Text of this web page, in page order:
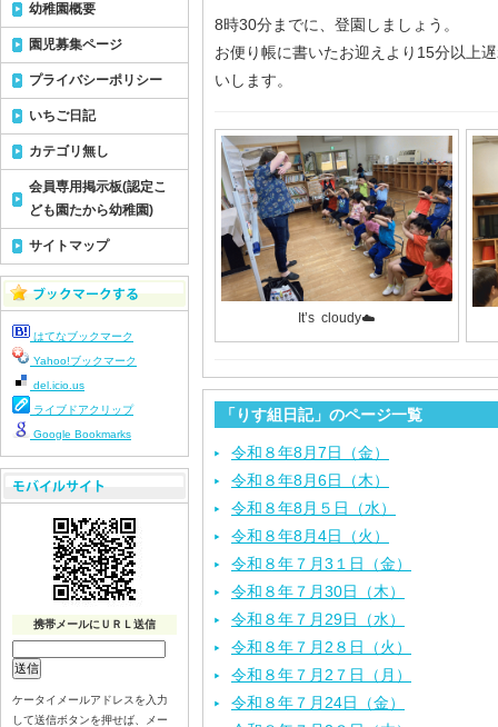
8時30分までに、登園しましょう。
お便り帳に書いたお迎えより15分以上
いします。
It’s cloudy☁️
「りす組日記」のページ一覧
令和８年8月7日（金）
令和８年8月6日（木）
令和８年8月５日（水）
令和８年8月4日（火）
令和８年７月3１日（金）
令和８年７月30日（木）
令和８年７月29日（水）
令和８年７月2８日（火）
令和８年７月2７日（月）
令和８年７月24日（金）
幼稚園概要
園児募集ページ
プライバシーポリシー
いちご日記
カテゴリ無し
会員専用掲示板(認定こ
ども園たから幼稚園)
サイトマップ
はてなブックマーク
Yahoo!ブックマーク
del.icio.us
ライブドアクリップ
Google Bookmarks
携帯メールにＵＲＬ送信
ケータイメールアドレスを入力
して送信ボタンを押せば、メー